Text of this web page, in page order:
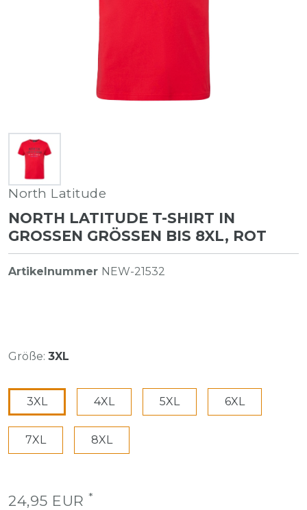
North Latitude
NORTH LATITUDE T-SHIRT IN
GROSSEN GRÖSSEN BIS 8XL, ROT
Artikelnummer NEW-21532
Größe: 3XL
3XL 4XL 5XL 6XL
7XL 8XL
24,95 EUR *